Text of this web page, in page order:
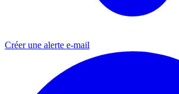
Créer une alerte e-mail